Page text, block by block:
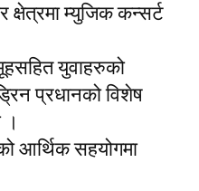
क्षेत्रमा म्युजिक कन्सर्ट
युवाहरुको
प्रधानको विशेष
।
आर्थिक सहयोगमा